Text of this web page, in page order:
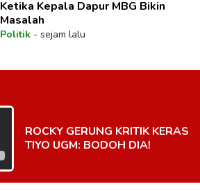
Ketika Kepala Dapur MBG Bikin
Masalah
Politik- sejam lalu
ROCKY GERUNG KRITIK KERAS
TIYO UGM: BODOH DIA!